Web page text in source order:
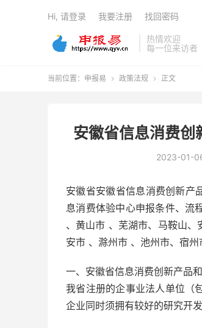
热情欢迎
每一位来访者
Hi, 请登录 我要注册 找回密码
当前位置： 申报易  政策法规  正文
安徽省信息消费创
2023-01-
安徽省安徽省信息消费创新产
息消费体验中心申报条件、流
、黄山市 、芜湖市、马鞍山
安市 、滁州市 、池州市、宿
一、安徽省信息消费创新产品
我省注册的企事业法人单位（
企业同时须拥有较好的研究开发